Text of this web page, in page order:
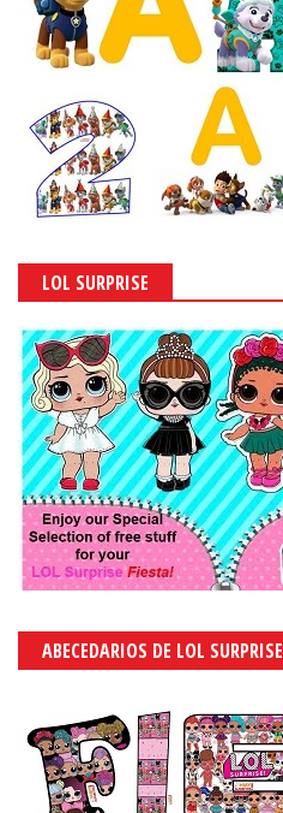
LOL SURPRISE
ABECEDARIOS DE LOL SURPRISE